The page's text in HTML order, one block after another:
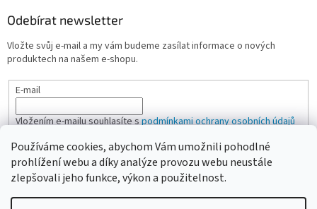
Používáme cookies, abychom Vám umožnili pohodlné
prohlížení webu a díky analýze provozu webu neustále
zlepšovali jeho funkce, výkon a použitelnost.
Odebírat newsletter
Vložte svůj e-mail a my vám budeme zasílat informace o nových
produktech na našem e-shopu.
E-mail
Vložením e-mailu souhlasíte spodmínkami ochrany osobních údajů
PŘIHLÁSIT SE